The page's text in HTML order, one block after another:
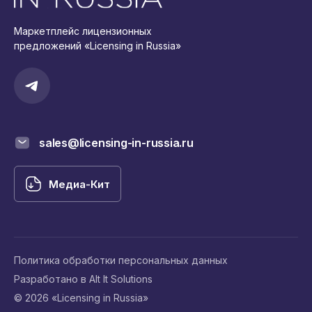
Маркетплейс лицензионных
предложений «Licensing in Russia»
sales@licensing-in-russia.ru
Медиа-Кит
© 2026 «Licensing in Russia»
Политика обработки персональных данных
Разработано в Alt It Solutions